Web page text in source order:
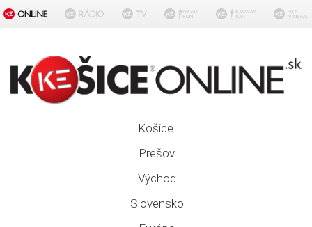
Košice
Prešov
Východ
Slovensko